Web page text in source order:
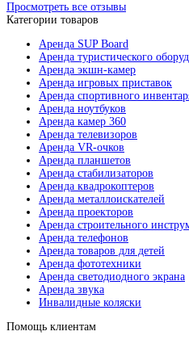
Просмотреть все отзывы
Категории товаров
Аренда SUP Board
Аренда туристического
Аренда экшн-камер
Аренда игровых приставок
Аренда спортивного
Аренда ноутбуков
Аренда камер 360
Аренда телевизоров
Аренда VR-очков
Аренда планшетов
Аренда стабилизаторов
Аренда квадрокоптеров
Аренда металлоискателей
Аренда проекторов
Аренда строительного
Аренда телефонов
Аренда товаров для детей
Аренда фототехники
Аренда светодиодного экрана
Аренда звука
Инвалидные коляски
Помощь клиентам